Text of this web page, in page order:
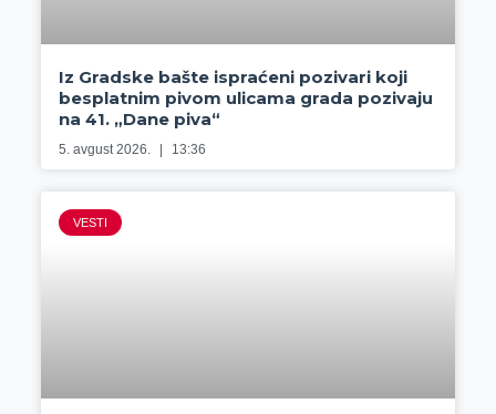
Iz Gradske bašte ispraćeni pozivari koji
besplatnim pivom ulicama grada pozivaju
na 41. „Dane piva“
5. avgust 2026. 13:36
VESTI